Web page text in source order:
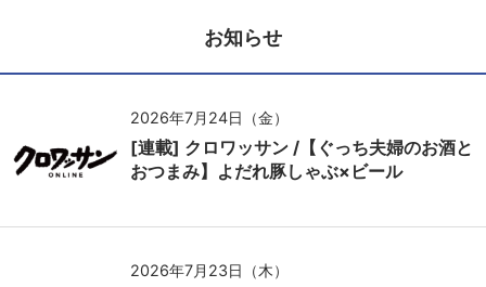
お知らせ
2026年7月24日（金）
[連載] クロワッサン /【ぐっち夫婦のお酒と
おつまみ】よだれ豚しゃぶ×ビール
2026年7月23日（木）